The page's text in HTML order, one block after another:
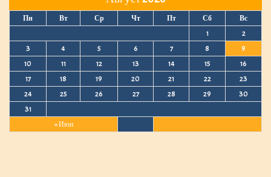
Пн Вт Ср Чт Пт Сб Вс
« Июн
1
2
3
4 5 6 7 8
9
10
11 12 13 14 15
16
17
18 19 20 21 22
23
24
25 26 27 28 29
30
31